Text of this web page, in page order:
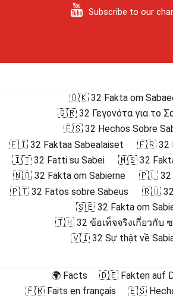
Subscribe to our
🇩🇰 32 Fakta om
🇬🇷 32 Γεγονότα για το
🇪🇸 32 Hechos Sobre
🇫🇮 32 Faktaa Sabealaiset
🇫🇷 32
🇮🇹 32 Fatti su Sabei
🇲🇸 32
🇳🇴 32 Fakta om Sabierne
🇵🇱 32
🇵🇹 32 Fatos sobre Sabeus
🇷🇺 32
🇸🇪 32 Fakta om
🇹🇭 32 ข้อเท็จจริงเกี่ยวกับ
🇻🇮 32 Sự thật về
🌍 Facts
🇩🇪 Fakten auf
🇫🇷 Faits en français
🇪🇸